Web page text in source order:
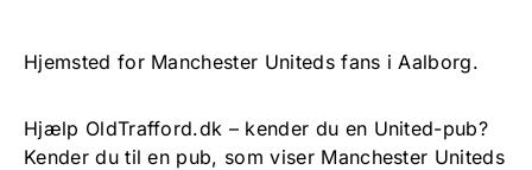
Hjemsted for Manchester Uniteds fans i Aalborg.
Hjælp OldTrafford.dk – kender du en United-pub?
Kender du til en pub, som viser Manchester Uniteds